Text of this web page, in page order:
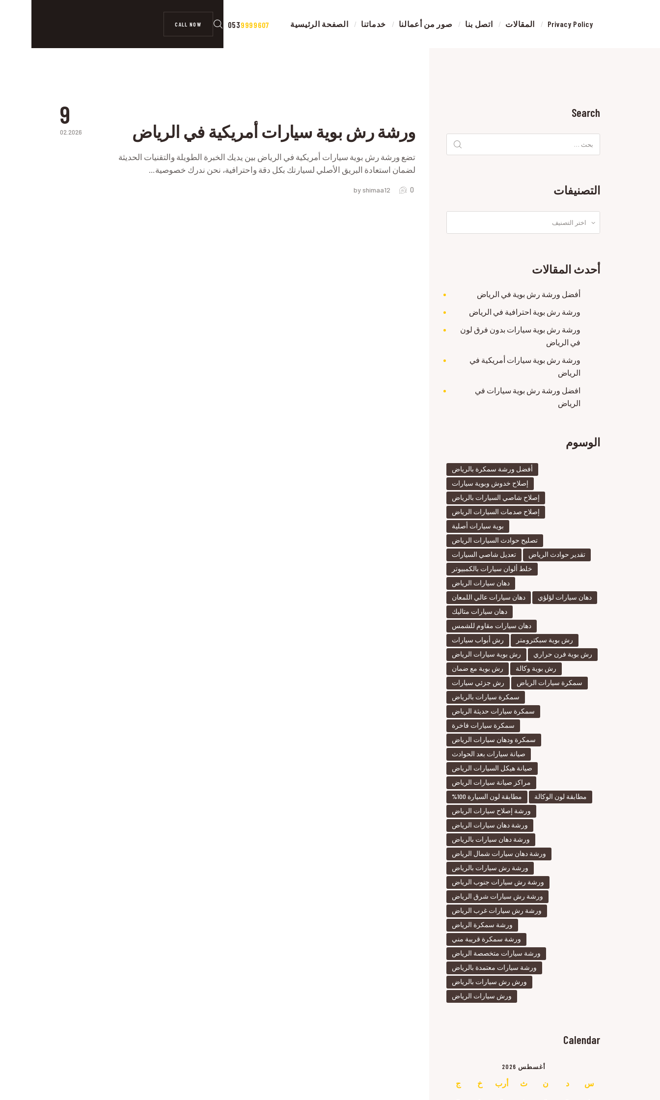
الصفحة الرئيسية خدماتنا صور من أعمالنا اتصل بنا المقالات Privacy Policy
9999607
053
CALL NOW
المقالات
PRIVACY POLICY
9
02.2026 ورشة رش بوية سيارات أمريكية في الرياض
تضع ورشة رش بوية سيارات أمريكية في الرياض بين يديك الخبرة الطويلة والتقنيات الحديثة
لضمان استعادة البريق الأصلي لسيارتك بكل دقة واحترافية، نحن ندرك خصوصية…
by shimaa12 0
Search
عن:
التصنيفات
أحدث المقالات
أفضل ورشة رش بوية في الرياض
ورشة رش بوية احترافية في الرياض
ورشة رش بوية سيارات بدون فرق لون
في الرياض
ورشة رش بوية سيارات أمريكية في
الرياض
افضل ورشة رش بوية سيارات في
الرياض
الوسوم
أفضل ورشة سمكرة بالرياض
إصلاح خدوش وبوية سيارات
إصلاح شاصي السيارات بالرياض
إصلاح صدمات السيارات الرياض
بوية سيارات أصلية
تصليح حوادث السيارات الرياض
تعديل شاصي السيارات
تقدير حوادث الرياض
خلط ألوان سيارات بالكمبيوتر
دهان سيارات الرياض
دهان سيارات عالي اللمعان
دهان سيارات لؤلؤي
دهان سيارات متاليك
دهان سيارات مقاوم للشمس
رش أبواب سيارات
رش بوية سبكترومتر
رش بوية سيارات الرياض
رش بوية فرن حراري
رش بوية مع ضمان
رش بوية وكالة
رش جزئي سيارات
سمكرة سيارات الرياض
سمكرة سيارات بالرياض
سمكرة سيارات حديثة الرياض
سمكرة سيارات فاخرة
سمكرة ودهان سيارات الرياض
صيانة سيارات بعد الحوادث
صيانة هيكل السيارات الرياض
مراكز صيانة سيارات الرياض
مطابقة لون السيارة 100%
مطابقة لون الوكالة
ورشة إصلاح سيارات الرياض
ورشة دهان سيارات الرياض
ورشة دهان سيارات بالرياض
ورشة دهان سيارات شمال الرياض
ورشة رش سيارات بالرياض
ورشة رش سيارات جنوب الرياض
ورشة رش سيارات شرق الرياض
ورشة رش سيارات غرب الرياض
ورشة سمكرة الرياض
ورشة سمكرة قريبة مني
ورشة سيارات متخصصة الرياض
ورشة سيارات معتمدة بالرياض
ورش رش سيارات بالرياض
ورش سيارات الرياض
Calendar
أغسطس 2026
س د ن ث أرب خ ج